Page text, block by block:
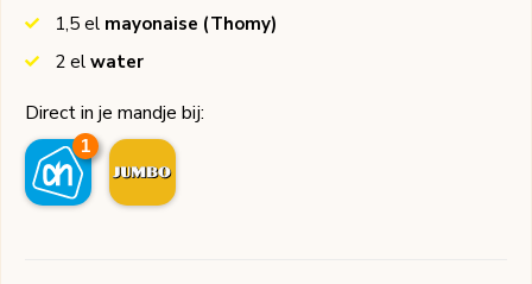
1,5 el mayonaise (Thomy)
2 el water
Direct in je mandje bij:
1